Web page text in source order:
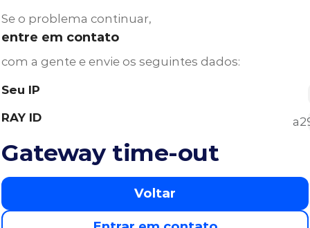
Se o problema continuar,
entre em contato
com a gente e envie os seguintes dados:
Seu IP
RAY ID
Gateway time-out
The web server reported a gateway time-out error.
Ray ID: a290b93e8acab179
Voltar